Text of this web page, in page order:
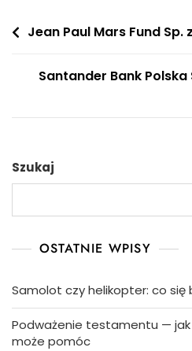
Nawigacja
Jean Paul Mars Fund Sp.
Santander Bank Polska
Szukaj
OSTATNIE WPISY
Samolot czy helikopter: co się
Podważenie testamentu — jak
może pomóc